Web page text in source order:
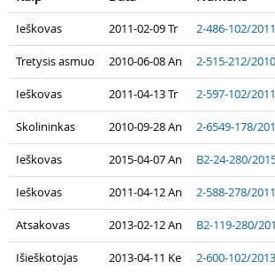
Ieškovas 2011-02-09 Tr 2-486-102/2011
Tretysis asmuo 2010-06-08 An 2-515-212/2010
Ieškovas 2011-04-13 Tr 2-597-102/2011
Skolininkas 2010-09-28 An 2-6549-178/
Ieškovas 2015-04-07 An B2-24-280/
Ieškovas 2011-04-12 An 2-588-278/2011
Atsakovas 2013-02-12 An B2-119-280/
Išieškotojas 2013-04-11 Ke 2-600-102/2013